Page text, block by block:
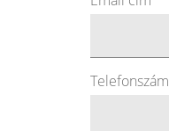
Telefonszám